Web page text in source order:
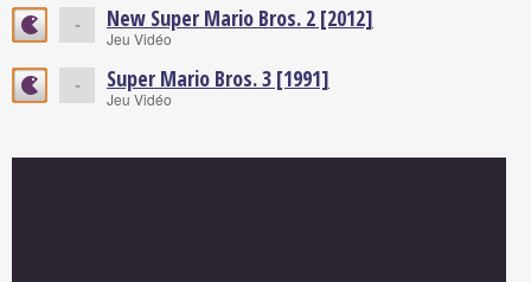
- New Super Mario Bros. 2 [2012]
Jeu Vidéo
- Super Mario Bros. 3 [1991]
Jeu Vidéo